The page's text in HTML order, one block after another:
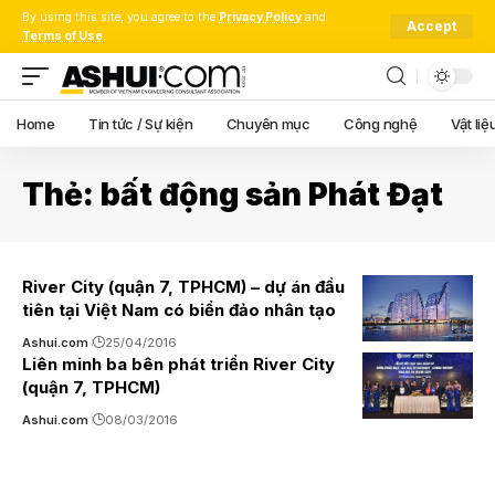
By using this site, you agree to the Privacy Policy and
Terms of Use.
Accept
Home Tin tức / Sự kiện Chuyên mục Công nghệ Vật
Thẻ: bất động sản Phát Đạt
River City (quận 7, TPHCM) – dự án đầu
tiên tại Việt Nam có biển đảo nhân tạo
Ashui.com 25/04/2016
Liên minh ba bên phát triển River City
(quận 7, TPHCM)
Ashui.com 08/03/2016